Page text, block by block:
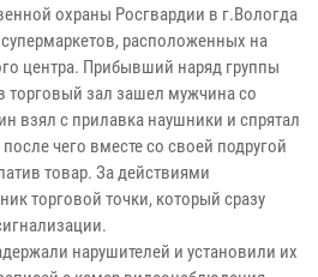
охраны Росгвардии в г.Вологда
расположенных на
центра. Прибывший наряд группы
торговый зал зашел мужчина со
взял с прилавка наушники и спрятал
чего вместе со своей подругой
товар. За действиями
торговой точки, который сразу
нарушителей и установили их